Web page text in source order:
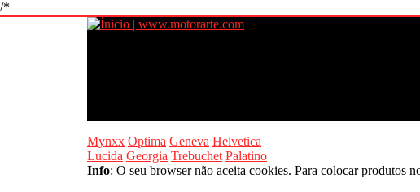
/*
Mynxx Optima Geneva Helvetica
Lucida Georgia Trebuchet Palatino
Info: O seu browser não aceita cookies. Para colocar produtos